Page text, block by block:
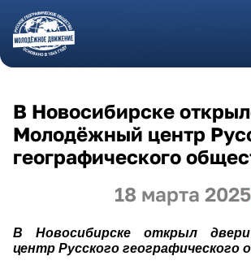
Перейти к основному содержанию
18 марта 2025
В Новосибирске
Молодёжный центр
географического
В Новосибирске открыл
центр Русского географического